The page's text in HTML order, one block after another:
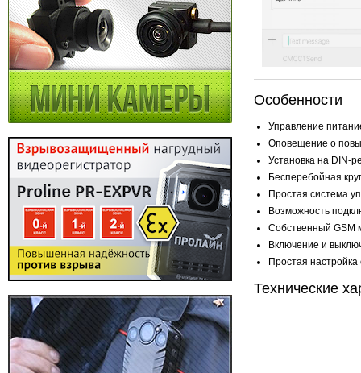
Особенности
Управление
Оповещение о
Установка на DIN-
Бесперебойная
Простая система
Возможность
Собственный GSM
Включение и
Простая
Технические